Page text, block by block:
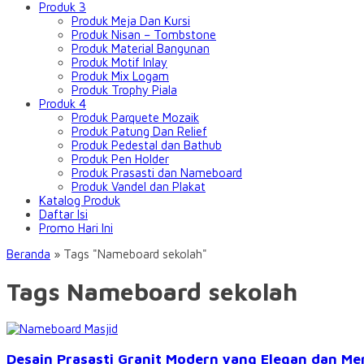
Produk 3
Produk Meja Dan Kursi
Produk Nisan – Tombstone
Produk Material Bangunan
Produk Motif Inlay
Produk Mix Logam
Produk Trophy Piala
Produk 4
Produk Parquete Mozaik
Produk Patung Dan Relief
Produk Pedestal dan Bathub
Produk Pen Holder
Produk Prasasti dan Nameboard
Produk Vandel dan Plakat
Katalog Produk
Daftar Isi
Promo Hari Ini
Beranda » Tags "Nameboard sekolah"
Tags Nameboard sekolah
Desain Prasasti Granit Modern yang Elegan dan